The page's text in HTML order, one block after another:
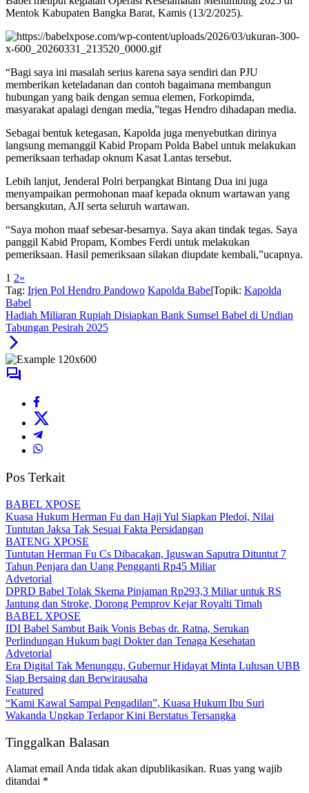
Mentok Kabupaten Bangka Barat, Kamis (13/2/2025).
“Bagi saya ini masalah serius karena saya sendiri dan PJU
memberikan keteladanan dan contoh bagaimana membangun
hubungan yang baik dengan semua elemen, Forkopimda,
masyarakat apalagi dengan media,”tegas Hendro dihadapan media.
Sebagai bentuk ketegasan, Kapolda juga menyebutkan dirinya
langsung memanggil Kabid Propam Polda Babel untuk melakukan
pemeriksaan terhadap oknum Kasat Lantas tersebut.
Lebih lanjut, Jenderal Polri berpangkat Bintang Dua ini juga
menyampaikan permohonan maaf kepada oknum wartawan yang
bersangkutan, AJI serta seluruh wartawan.
“Saya mohon maaf sebesar-besarnya. Saya akan tindak tegas. Saya
panggil Kabid Propam, Kombes Ferdi untuk melakukan
pemeriksaan. Hasil pemeriksaan silakan diupdate kembali,”ucapnya.
1 2»
Tag: Irjen Pol Hendro Pandowo Kapolda BabelTopik: Kapolda
Babel
Hadiah Miliaran Rupiah Disiapkan Bank Sumsel Babel di Undian
Tabungan Pesirah 2025
Pos Terkait
BABEL XPOSE
Kuasa Hukum Herman Fu dan Haji Yul Siapkan Pledoi, Nilai
Tuntutan Jaksa Tak Sesuai Fakta Persidangan
BATENG XPOSE
Tuntutan Herman Fu Cs Dibacakan, Iguswan Saputra Dituntut 7
Tahun Penjara dan Uang Pengganti Rp45 Miliar
Advetorial
DPRD Babel Tolak Skema Pinjaman Rp293,3 Miliar untuk RS
Jantung dan Stroke, Dorong Pemprov Kejar Royalti Timah
BABEL XPOSE
IDI Babel Sambut Baik Vonis Bebas dr. Ratna, Serukan
Perlindungan Hukum bagi Dokter dan Tenaga Kesehatan
Advetorial
Era Digital Tak Menunggu, Gubernur Hidayat Minta Lulusan UBB
Siap Bersaing dan Berwirausaha
Featured
“Kami Kawal Sampai Pengadilan”, Kuasa Hukum Ibu Suri
Wakanda Ungkap Terlapor Kini Berstatus Tersangka
Tinggalkan Balasan
Alamat email Anda tidak akan dipublikasikan. Ruas yang wajib
ditandai *